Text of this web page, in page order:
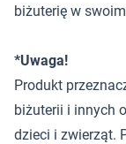
biżuterię w
*Uwaga!
Produkt
biżuterii i innych
dzieci i zwierząt.